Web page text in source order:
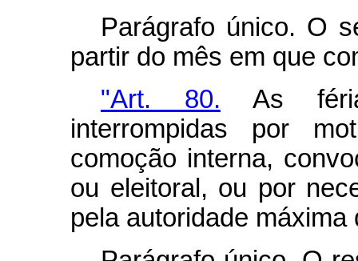
Parágrafo único. O
partir do mês em que
"Art. 80. As
interrompidas por
comoção interna,
ou eleitoral, ou por
pela autoridade